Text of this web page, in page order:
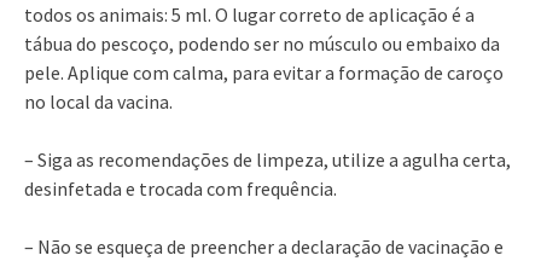
todos os animais: 5 ml. O lugar correto de aplicação é a
tábua do pescoço, podendo ser no músculo ou embaixo da
pele. Aplique com calma, para evitar a formação de caroço
no local da vacina.
– Siga as recomendações de limpeza, utilize a agulha certa,
desinfetada e trocada com frequência.
– Não se esqueça de preencher a declaração de vacinação e